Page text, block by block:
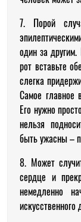
7. Порой
один за
рот вставьте
слегка
Самое главное
Его нужно
нельзя
быть ужасны –
8. Может
сердце и
немедленно
искусственного